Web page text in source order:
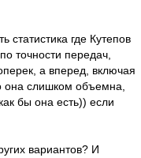
статистика где Кутепов
точности передач,
а вперед, включая
слишком объемна,
бы она есть)) если
вариантов? И